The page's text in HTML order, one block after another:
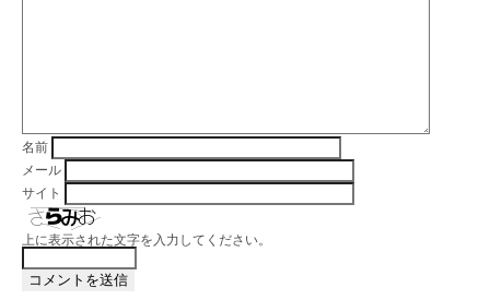
名前
メール
サイト
上に表示された文字を入力してください。